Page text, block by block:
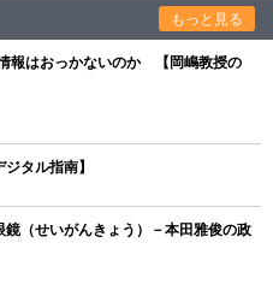
もっと見る
報はおっかないのか 【岡嶋教授の
タル指南】
（せいがんきょう）－本田雅俊の政